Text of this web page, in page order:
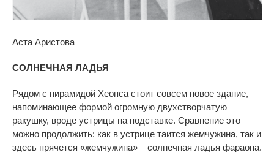
Аста Аристова
СОЛНЕЧНАЯ ЛАДЬЯ
Рядом с пирамидой Хеопса стоит совсем новое здание,
напоминающее формой огромную двухстворчатую
ракушку, вроде устрицы на подставке. Сравнение это
можно продолжить: как в устрице таится жемчужина, так и
здесь прячется «жемчужина» – солнечная ладья фараона.